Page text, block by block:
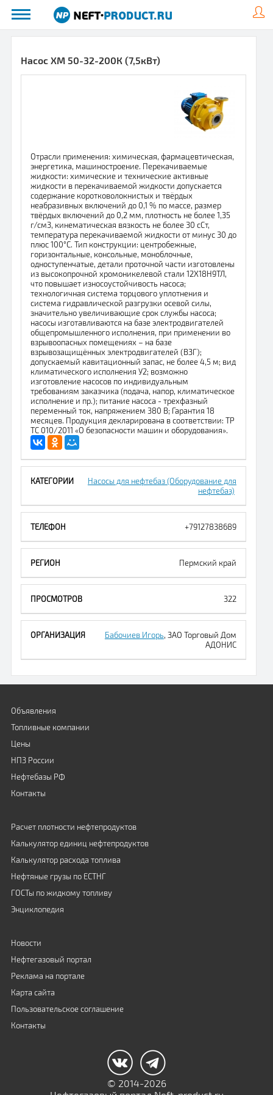
Насос ХМ 50-32-200К (7,5кВт)
Отрасли применения: химическая, фармацевтическая,
энергетика, машиностроение. Перекачиваемые
жидкости: химические и технические активные
жидкости в перекачиваемой жидкости допускается
содержание коротковолокнистых и твёрдых
неабразивных включений до 0,1 % по массе, размер
твёрдых включений до 0,2 мм, плотность не более 1,35
г/см3, кинематическая вязкость не более 30 сСт,
температура перекачиваемой жидкости от минус 30 до
плюс 100°С. Тип конструкции: центробежные,
горизонтальные, консольные, моноблочные,
одноступенчатые, детали проточной части изготовлены
из высокопрочной хромоникелевой стали 12Х18Н9ТЛ,
что повышает износоустойчивость насоса;
технологичная система торцового уплотнения и
система гидравлической разгрузки осевой силы,
значительно увеличивающие срок службы насоса;
насосы изготавливаются на базе электродвигателей
общепромышленного исполнения, при применении во
взрывоопасных помещениях – на базе
взрывозащищённых электродвигателей (ВЗГ);
допускаемый кавитационный запас, не более 4,5 м; вид
климатического исполнения У2; возможно
изготовление насосов по индивидуальным
требованиям заказчика (подача, напор, климатическое
исполнение и пр.); питание насоса - трехфазный
переменный ток, напряжением 380 В; Гарантия 18
месяцев. Продукция декларирована в соответствии: ТР
ТС 010/2011 «О безопасности машин и оборудования».
Насосы для нефтебаз (Оборудование для
нефтебаз)
+79127838689
Пермский край
322
Бабочиев Игорь, ЗАО Торговый Дом
АДОНИС
Объявления
Топливные компании
Цены
НПЗ России
Нефтебазы РФ
Контакты
Расчет плотности нефтепродуктов
Калькулятор единиц нефтепродуктов
Калькулятор расхода топлива
Нефтяные грузы по ЕСТНГ
ГОСТы по жидкому топливу
Энциклопедия
Новости
Нефтегазовый портал
Реклама на портале
Карта сайта
Пользовательское соглашение
Контакты
© 2014-2026